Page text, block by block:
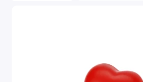
Товары для велосипедистов